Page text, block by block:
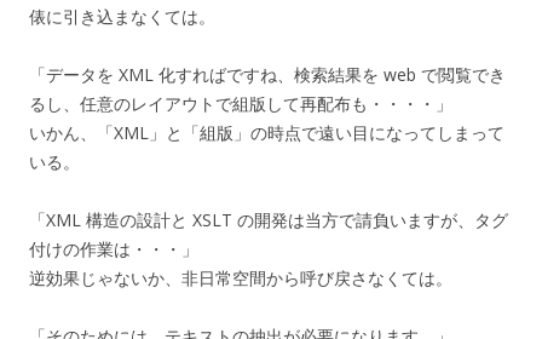
俵に引き込まなくては。
「データを XML 化すればですね、検索結果を web で閲覧でき
るし、任意のレイアウトで組版して再配布も・・・・」
いかん、「XML」と「組版」の時点で遠い目になってしまって
いる。
「XML 構造の設計と XSLT の開発は当方で請負いますが、タグ
付けの作業は・・・」
逆効果じゃないか、非日常空間から呼び戻さなくては。